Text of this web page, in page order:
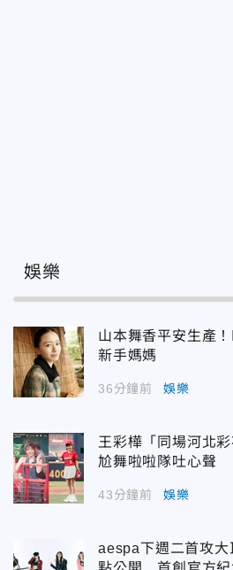
娛樂
山本舞香平安生產
新手媽媽
36分鐘前 娛樂
王彩樺「同場河北
尬舞啦啦隊吐心聲
43分鐘前 娛樂
aespa下週二首攻大